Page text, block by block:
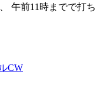
午前11時までで打ち
CW